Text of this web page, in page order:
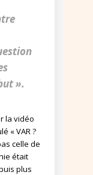
».
la vidéo
« VAR ?
celle de
était
plus